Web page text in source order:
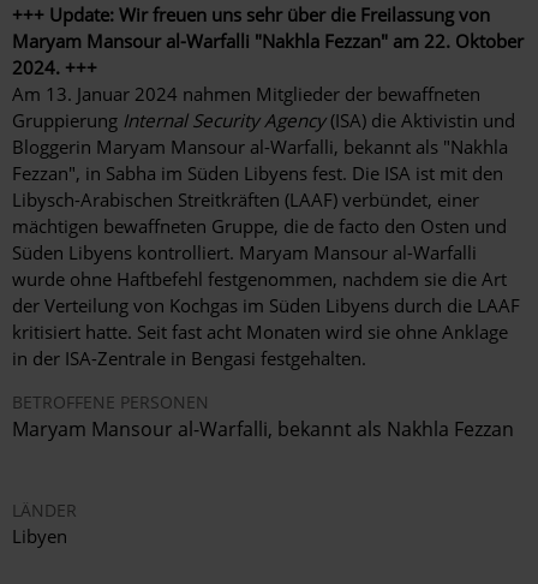
+++ Update: Wir freuen uns sehr über die Freilassung von
Maryam Mansour al-Warfalli "Nakhla Fezzan" am 22. Oktober
2024. +++
Am 13. Januar 2024 nahmen Mitglieder der bewaffneten
Gruppierung Internal Security Agency(ISA) die Aktivistin und
Bloggerin Maryam Mansour al-Warfalli, bekannt als "Nakhla
Fezzan", in Sabha im Süden Libyens fest. Die ISA ist mit den
Libysch-Arabischen Streitkräften (LAAF) verbündet, einer
mächtigen bewaffneten Gruppe, die de facto den Osten und
Süden Libyens kontrolliert. Maryam Mansour al-Warfalli
wurde ohne Haftbefehl festgenommen, nachdem sie die Art
der Verteilung von Kochgas im Süden Libyens durch die LAAF
kritisiert hatte. Seit fast acht Monaten wird sie ohne Anklage
in der ISA-Zentrale in Bengasi festgehalten.
BETROFFENE PERSONEN
Maryam Mansour al-Warfalli, bekannt als Nakhla Fezzan
LÄNDER
Libyen